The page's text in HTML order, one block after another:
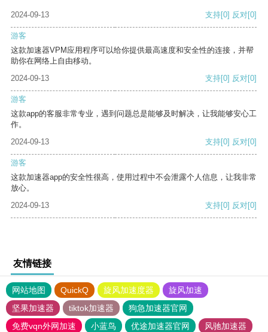
2024-09-13 支持[0] 反对[0]
游客
这款加速器VPM应用程序可以给你提供最高速度和安全性的连接，并帮
助你在网络上自由移动。
2024-09-13
支持[0] 反对[0]
游客
这款app的客服非常专业，遇到问题总是能够及时解决，让我能够安心工
作。
2024-09-13
支持[0] 反对[0]
游客
这款加速器app的安全性很高，使用过程中不会泄露个人信息，让我非常
放心。
2024-09-13
支持[0] 反对[0]
友情链接
网站地图 QuickQ 旋风加速度器
旋风加速
坚果加速器
tiktok加速器
狗急加速器官网
免费vqn外网加速
小蓝鸟 优途加速器官网
风驰加速器